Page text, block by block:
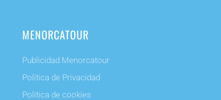
MENORCATOUR
Publicidad Menorcatour
Política de Privacidad
Política de cookies